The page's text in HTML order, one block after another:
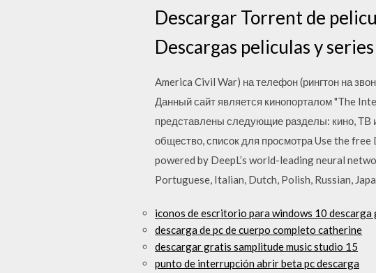
Descargar Torrent de
Descargas peliculas y
America Civil War) на телефон (рингтон на
Данный сайт является кинопорталом "The
представлены следующие разделы: кино, ТВ
общество, список для просмотра Use the
powered by DeepL’s world-leading neural
Portuguese, Italian, Dutch, Polish, Russian,
iconos de escritorio para windows 10
descarga de pc de cuerpo completo catherine
descargar gratis samplitude music studio 15
punto de interrupción abrir beta pc descarga